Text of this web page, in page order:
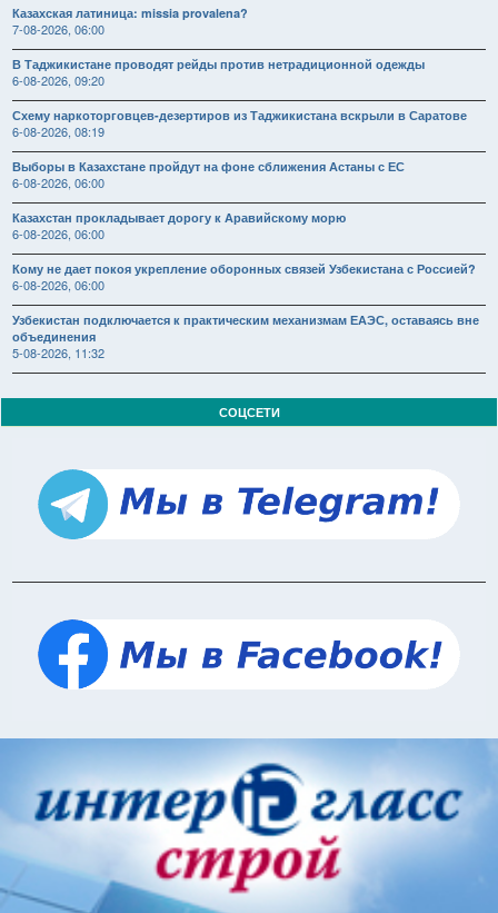
Казахская латиница: missia provalena?
7-08-2026, 06:00
В Таджикистане проводят рейды против нетрадиционной одежды
6-08-2026, 09:20
Схему наркоторговцев-дезертиров из Таджикистана вскрыли в Саратове
6-08-2026, 08:19
Выборы в Казахстане пройдут на фоне сближения Астаны с ЕС
6-08-2026, 06:00
Казахстан прокладывает дорогу к Аравийскому морю
6-08-2026, 06:00
Кому не дает покоя укрепление оборонных связей Узбекистана с Россией?
6-08-2026, 06:00
Узбекистан подключается к практическим механизмам ЕАЭС, оставаясь вне
объединения
5-08-2026, 11:32
СОЦСЕТИ